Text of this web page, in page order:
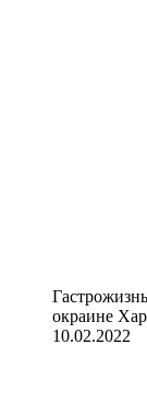
окраине
10.02.2022